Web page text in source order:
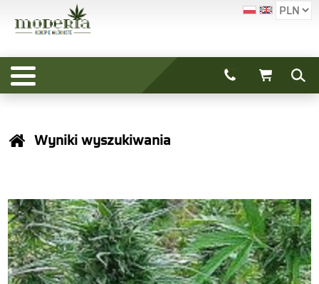
Wyniki wyszukiwania